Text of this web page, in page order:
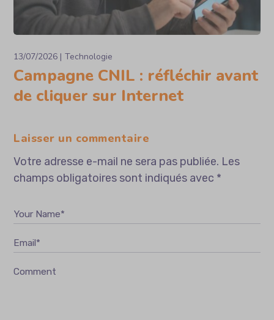
13/07/2026 Technologie
Campagne CNIL : réfléchir avant
de cliquer sur Internet
Laisser un commentaire
Votre adresse e-mail ne sera pas publiée. Les
champs obligatoires sont indiqués avec *
Your Name*
Email*
Comment